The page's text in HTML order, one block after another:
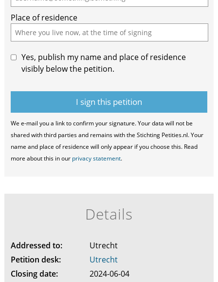
Place of residence
Yes, publish my name and place of residence
visibly below the petition.
We e-mail you a link to confirm your signature. Your data will not be
shared with third parties and remains with the Stichting Petities.nl. Your
name and place of residence will only appear if you choose this. Read
more about this in our privacy statement.
Details
Addressed to:
Utrecht
Petition desk:
Utrecht
Closing date:
2024-06-04